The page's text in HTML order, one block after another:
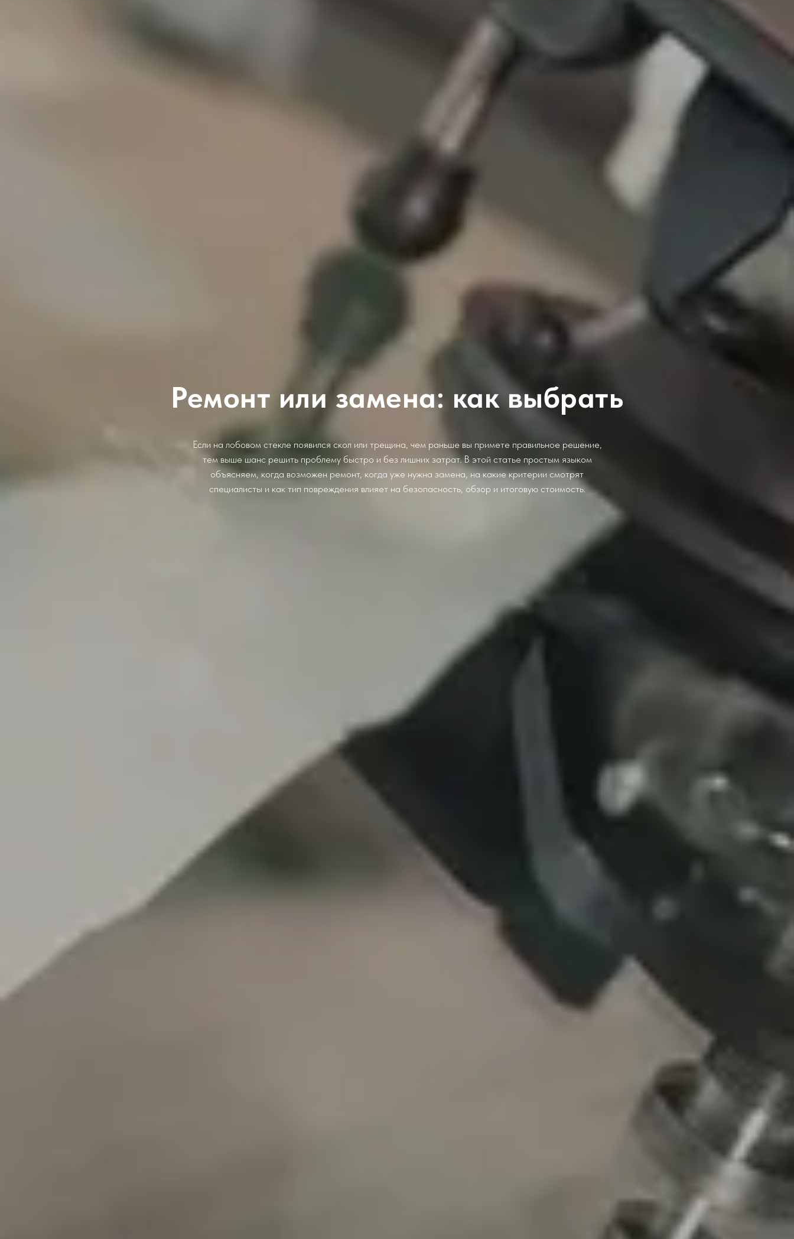
Ремонт или замена: как выбрать
Если на лобовом стекле появился скол или трещина, чем раньше вы примете правильное решение,
тем выше шанс решить проблему быстро и без лишних затрат. В этой статье простым языком
объясняем, когда возможен ремонт, когда уже нужна замена, на какие критерии смотрят
специалисты и как тип повреждения влияет на безопасность, обзор и итоговую стоимость.